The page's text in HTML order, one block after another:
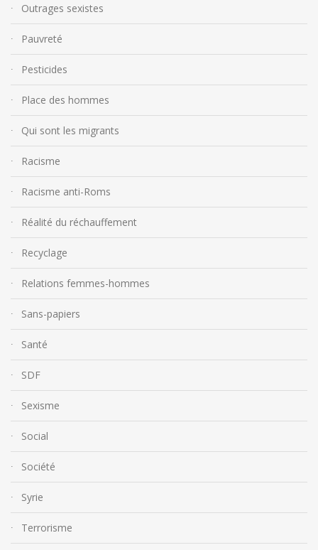
Outrages sexistes
Pauvreté
Pesticides
Place des hommes
Qui sont les migrants
Racisme
Racisme anti-Roms
Réalité du réchauffement
Recyclage
Relations femmes-hommes
Sans-papiers
Santé
SDF
Sexisme
Social
Société
Syrie
Terrorisme